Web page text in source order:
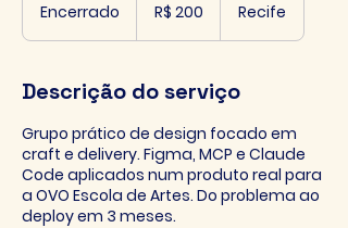
Encerrado
r
a
d
o
brasileiros
R$ 200 Recife
Descrição do serviço
Grupo prático de design focado em
craft e delivery. Figma, MCP e Claude
Code aplicados num produto real para
a OVO Escola de Artes. Do problema ao
deploy em 3 meses.